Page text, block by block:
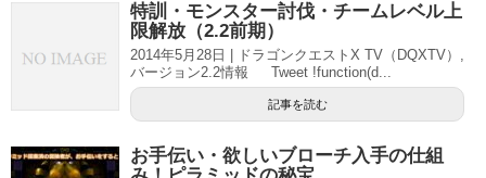
特訓・モンスター討伐・チームレベル上
限解放（2.2前期）
2014年5月28日 | ドラゴンクエストX TV（DQXTV）,
バージョン2.2情報 Tweet !function(d...
記事を読む
お手伝い・欲しいブローチ入手の仕組